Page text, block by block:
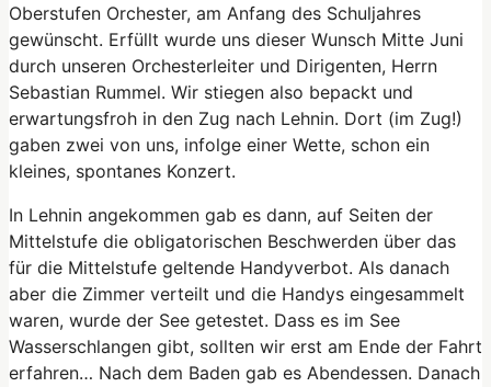
Oberstufen Orchester, am Anfang des Schuljahres
gewünscht. Erfüllt wurde uns dieser Wunsch Mitte Juni
durch unseren Orchesterleiter und Dirigenten, Herrn
Sebastian Rummel. Wir stiegen also bepackt und
erwartungsfroh in den Zug nach Lehnin. Dort (im Zug!)
gaben zwei von uns, infolge einer Wette, schon ein
kleines, spontanes Konzert.
In Lehnin angekommen gab es dann, auf Seiten der
Mittelstufe die obligatorischen Beschwerden über das
für die Mittelstufe geltende Handyverbot. Als danach
aber die Zimmer verteilt und die Handys eingesammelt
waren, wurde der See getestet. Dass es im See
Wasserschlangen gibt, sollten wir erst am Ende der Fahrt
erfahren… Nach dem Baden gab es Abendessen. Danach